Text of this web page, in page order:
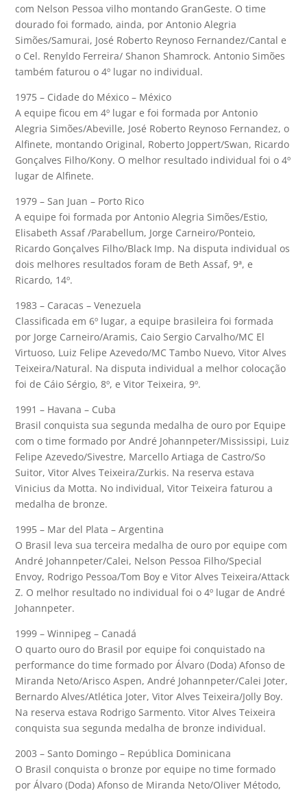
com Nelson Pessoa vilho montando GranGeste. O time
dourado foi formado, ainda, por Antonio Alegria
Simões/Samurai, José Roberto Reynoso Fernandez/Cantal e
o Cel. Renyldo Ferreira/ Shanon Shamrock. Antonio Simões
também faturou o 4º lugar no individual.
1975 – Cidade do México – México
A equipe ficou em 4º lugar e foi formada por Antonio
Alegria Simões/Abeville, José Roberto Reynoso Fernandez, o
Alfinete, montando Original, Roberto Joppert/Swan, Ricardo
Gonçalves Filho/Kony. O melhor resultado individual foi o 4º
lugar de Alfinete.
1979 – San Juan – Porto Rico
A equipe foi formada por Antonio Alegria Simões/Estio,
Elisabeth Assaf /Parabellum, Jorge Carneiro/Ponteio,
Ricardo Gonçalves Filho/Black Imp. Na disputa individual os
dois melhores resultados foram de Beth Assaf, 9ª, e
Ricardo, 14º.
1983 – Caracas – Venezuela
Classificada em 6º lugar, a equipe brasileira foi formada
por Jorge Carneiro/Aramis, Caio Sergio Carvalho/MC El
Virtuoso, Luiz Felipe Azevedo/MC Tambo Nuevo, Vitor Alves
Teixeira/Natural. Na disputa individual a melhor colocação
foi de Cáio Sérgio, 8º, e Vitor Teixeira, 9º.
1991 – Havana – Cuba
Brasil conquista sua segunda medalha de ouro por Equipe
com o time formado por André Johannpeter/Mississipi, Luiz
Felipe Azevedo/Sivestre, Marcello Artiaga de Castro/So
Suitor, Vitor Alves Teixeira/Zurkis. Na reserva estava
Vinicius da Motta. No individual, Vitor Teixeira faturou a
medalha de bronze.
1995 – Mar del Plata – Argentina
O Brasil leva sua terceira medalha de ouro por equipe com
André Johannpeter/Calei, Nelson Pessoa Filho/Special
Envoy, Rodrigo Pessoa/Tom Boy e Vitor Alves Teixeira/Attack
Z. O melhor resultado no individual foi o 4º lugar de André
Johannpeter.
1999 – Winnipeg – Canadá
O quarto ouro do Brasil por equipe foi conquistado na
performance do time formado por Álvaro (Doda) Afonso de
Miranda Neto/Arisco Aspen, André Johannpeter/Calei Joter,
Bernardo Alves/Atlética Joter, Vitor Alves Teixeira/Jolly Boy.
Na reserva estava Rodrigo Sarmento. Vitor Alves Teixeira
conquista sua segunda medalha de bronze individual.
2003 – Santo Domingo – República Dominicana
O Brasil conquista o bronze por equipe no time formado
por Álvaro (Doda) Afonso de Miranda Neto/Oliver Método,